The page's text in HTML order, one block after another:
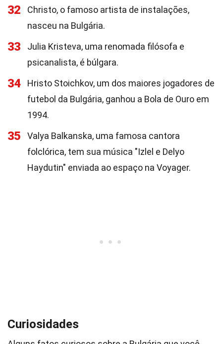
32
Christo, o famoso artista de instalações,
nasceu na Bulgária.
33
Julia Kristeva, uma renomada filósofa e
psicanalista, é búlgara.
34
Hristo Stoichkov, um dos maiores jogadores de
futebol da Bulgária, ganhou a Bola de Ouro em
1994.
35
Valya Balkanska, uma famosa cantora
folclórica, tem sua música "Izlel e Delyo
Haydutin" enviada ao espaço na Voyager.
Curiosidades